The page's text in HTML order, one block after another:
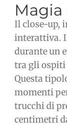
Il close-up,
interattiva.
durante un
tra gli
Questa
momenti
trucchi di
centimetri